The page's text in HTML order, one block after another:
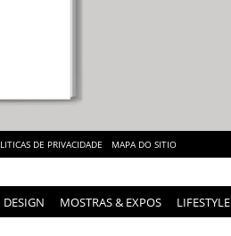
DE PRIVACIDADE MAPA DO SITIO
DESIGN MOSTRAS & EXPOS LIFESTYLE